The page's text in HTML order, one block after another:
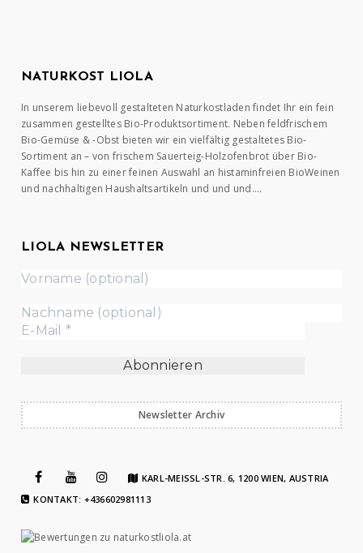
NATURKOST LIOLA
In unserem liebevoll gestalteten Naturkostladen findet Ihr ein fein
zusammen gestelltes Bio-Produktsortiment. Neben feldfrischem
Bio-Gemüse & -Obst bieten wir ein vielfältig gestaltetes Bio-
Sortiment an – von frischem Sauerteig-Holzofenbrot über Bio-
Kaffee bis hin zu einer feinen Auswahl an histaminfreien BioWeinen
und nachhaltigen Haushaltsartikeln und und und….
LIOLA NEWSLETTER
Newsletter Archiv
KARL-MEISSL-STR. 6, 1200 WIEN, AUSTRIA
KONTAKT: +436602981113